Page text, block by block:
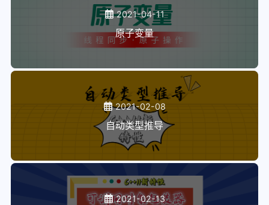
2021-04-11
原子变量
2021-02-08
自动类型推导
2021-02-13